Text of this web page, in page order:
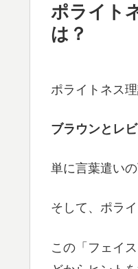
ポライト
は？
ポライトネス
ブラウンとレ
単に言葉遣い
そして、ポラ
この「フェイ